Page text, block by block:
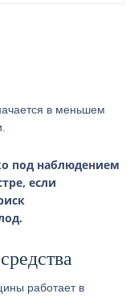
в меньшем
под наблюдением
если
работает в